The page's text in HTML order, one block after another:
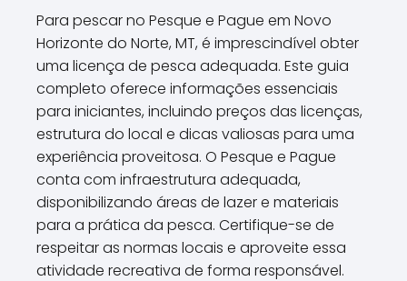
Para pescar no Pesque e Pague em Novo
Horizonte do Norte, MT, é imprescindível obter
uma licença de pesca adequada. Este guia
completo oferece informações essenciais
para iniciantes, incluindo preços das licenças,
estrutura do local e dicas valiosas para uma
experiência proveitosa. O Pesque e Pague
conta com infraestrutura adequada,
disponibilizando áreas de lazer e materiais
para a prática da pesca. Certifique-se de
respeitar as normas locais e aproveite essa
atividade recreativa de forma responsável.